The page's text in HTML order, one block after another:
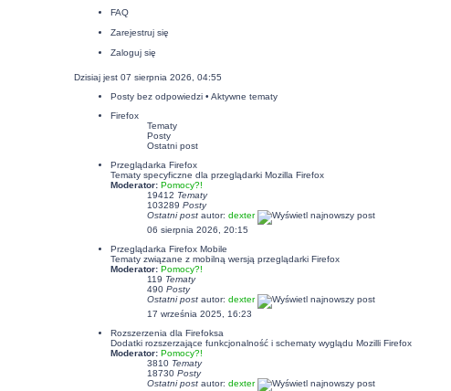
FAQ
Zarejestruj się
Zaloguj się
Dzisiaj jest 07 sierpnia 2026, 04:55
Posty bez odpowiedzi• Aktywne tematy
Firefox
Tematy
Posty
Ostatni post
Przeglądarka Firefox
Tematy specyficzne dla przeglądarki Mozilla Firefox
Moderator: Pomocy?!
19412 Tematy
103289 Posty
Ostatni postautor: dexter
06 sierpnia 2026, 20:15
Przeglądarka Firefox Mobile
Tematy związane z mobilną wersją przeglądarki Firefox
Moderator: Pomocy?!
119 Tematy
490 Posty
Ostatni postautor: dexter
17 września 2025, 16:23
Rozszerzenia dla Firefoksa
Dodatki rozszerzające funkcjonalność i schematy wyglądu Mozilli Firefox
Moderator: Pomocy?!
3810 Tematy
18730 Posty
Ostatni postautor: dexter